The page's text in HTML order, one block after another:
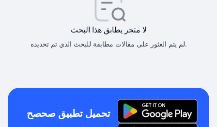
لا متجر يطابق هذا البحث
لم يتم العثور على مقالات مطابقة للبحث الذي تم تحديده.
تحميل تطبيق صحصح